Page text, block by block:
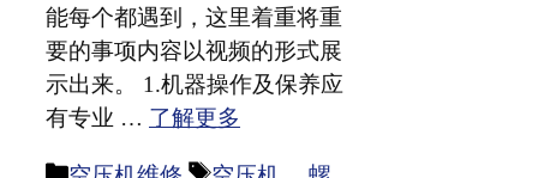
能每个都遇到，这里着重将重
要的事项内容以视频的形式展
示出来。 1.机器操作及保养应
有专业 … 了解更多